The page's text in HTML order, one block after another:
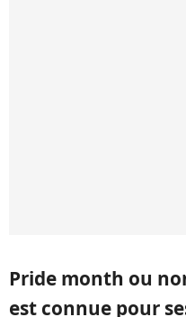
Pride month ou
est connue pour